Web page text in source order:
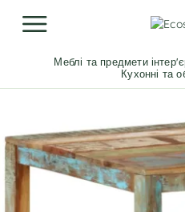
Меблі та предмети
Кухонні та